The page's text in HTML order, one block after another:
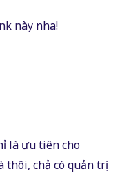
này nha!
là ưu tiên cho
thôi, chả có quản trị